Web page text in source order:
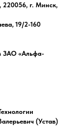
220056, г. Минск,
19/2-160
ЗАО «Альфа-
(Устав)